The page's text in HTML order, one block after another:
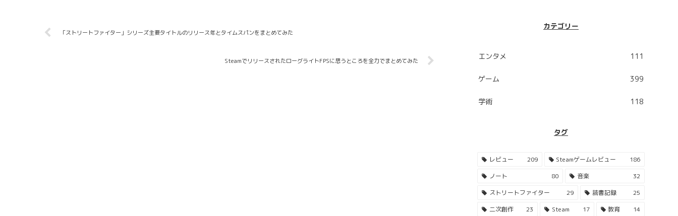
「ストリートファイター」シリーズ主要タイトルのリリース年とタイムスパンをまとめてみた
SteamでリリースされたローグライトFPSに思うところを全力でまとめてみた
カテゴリー
エンタメ 111
ゲーム 399
学術 118
タグ
レビュー 209 Steamゲームレビュー
186
ノート
80 音楽
32
ストリートファイター
29 読書記録
25
二次創作
23 Steam 17 教育 14